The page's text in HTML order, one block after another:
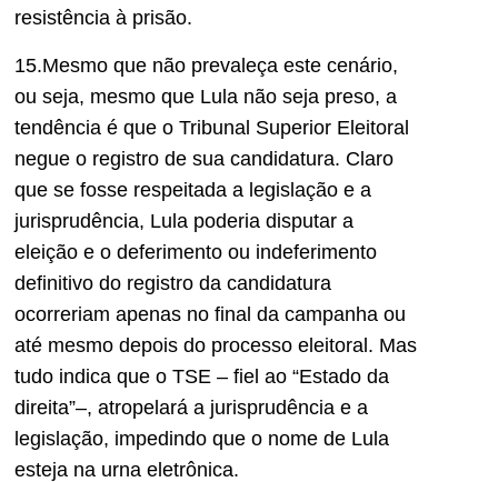
resistência à prisão.
15.Mesmo que não prevaleça este cenário,
ou seja, mesmo que Lula não seja preso, a
tendência é que o Tribunal Superior Eleitoral
negue o registro de sua candidatura. Claro
que se fosse respeitada a legislação e a
jurisprudência, Lula poderia disputar a
eleição e o deferimento ou indeferimento
definitivo do registro da candidatura
ocorreriam apenas no final da campanha ou
até mesmo depois do processo eleitoral. Mas
tudo indica que o TSE – fiel ao “Estado da
direita”–, atropelará a jurisprudência e a
legislação, impedindo que o nome de Lula
esteja na urna eletrônica.